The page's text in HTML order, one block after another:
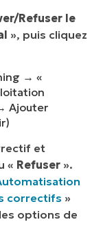
Refuser le
», puis cliquez
→ «
Ajouter
et
« Refuser ».
correctifs »
options de